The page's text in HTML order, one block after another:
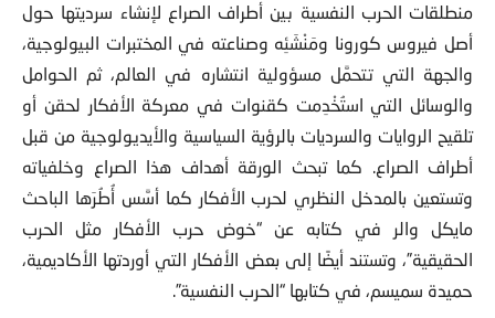
منطلقات الحرب النفسية بين أطراف الصراع لإنشاء سرديتها حول
أصل فيروس كورونا ومَنْشَئِه وصناعته في المختبرات البيولوجية،
والجهة التي تتحمَّل مسؤولية انتشاره في العالم، ثم الحوامل
والوسائل التي استُخْدِمت كقنوات في معركة الأفكار لحقن أو
تلقيح الروايات والسرديات بالرؤية السياسية والأيديولوجية من قبل
أطراف الصراع. كما تبحث الورقة أهداف هذا الصراع وخلفياته
وتستعين بالمدخل النظري لحرب الأفكار كما أسَّس أُطُرَها الباحث
مايكل والر في كتابه عن “خوض حرب الأفكار مثل الحرب
الحقيقية”، وتستند أيضًا إلى بعض الأفكار التي أوردتها الأكاديمية،
حميدة سميسم، في كتابها “الحرب النفسية”.